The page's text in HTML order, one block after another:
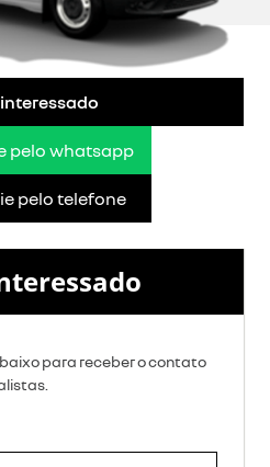
pelo whatsapp
pelo telefone
para receber o contato